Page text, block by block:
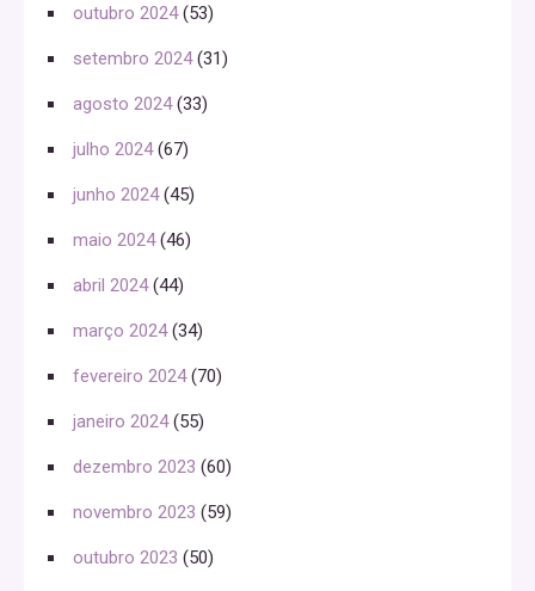
outubro 2024(53)
setembro 2024(31)
agosto 2024(33)
julho 2024(67)
junho 2024(45)
maio 2024(46)
abril 2024(44)
março 2024(34)
fevereiro 2024(70)
janeiro 2024(55)
dezembro 2023 (60)
novembro 2023 (59)
outubro 2023 (50)